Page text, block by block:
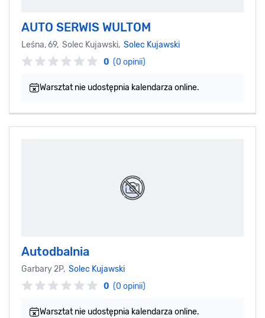
AUTO SERWIS WULTOM
Leśna, 69, Solec Kujawski, Solec Kujawski
0 (0 opinii)
Warsztat nie udostępnia kalendarza online.
Autodbalnia
Garbary 2P, Solec Kujawski
0 (0 opinii)
Warsztat nie udostępnia kalendarza online.